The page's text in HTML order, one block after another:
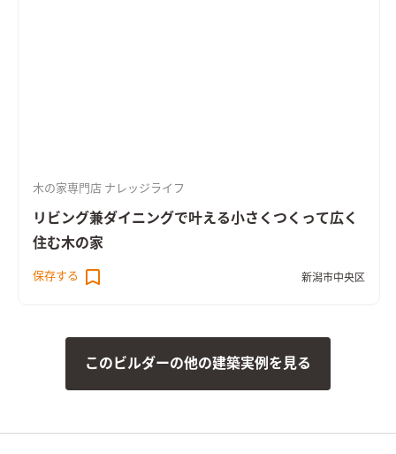
木の家専門店 ナレッジライフ
リビング兼ダイニングで叶える小さくつくって広く
住む木の家
保存する 新潟市中央区
このビルダーの他の建築実例を見る